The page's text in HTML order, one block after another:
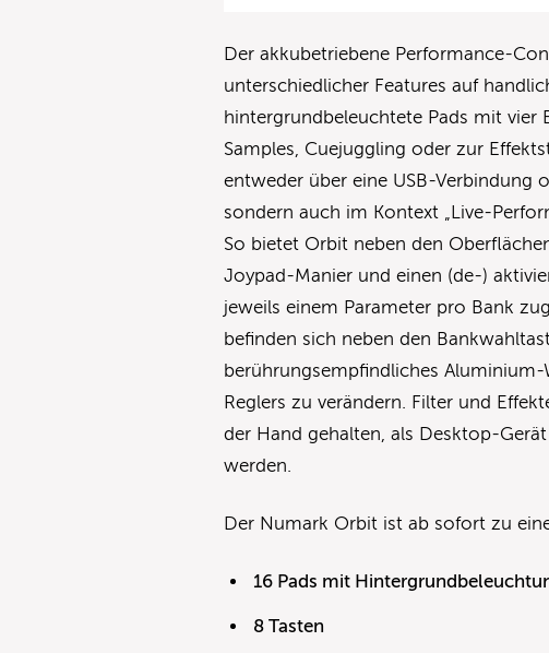
Der akkubetriebene Performance-
unterschiedlicher Features auf
hintergrundbeleuchtete Pads mit vier
Samples, Cuejuggling oder zur
entweder über eine USB-Verbindung
sondern auch im Kontext „Live-
So bietet Orbit neben den
Joypad-Manier und einen (de-)
jeweils einem Parameter pro Bank
befinden sich neben den
berührungsempfindliches
Reglers zu verändern. Filter und
der Hand gehalten, als Desktop-
werden.
Der Numark Orbit ist ab sofort zu
16 Pads mit
8 Tasten